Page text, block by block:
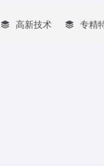
高新技术 专精